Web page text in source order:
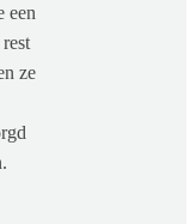
een
ze